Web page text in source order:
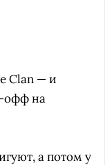
Clan — и
офф на
а потом у